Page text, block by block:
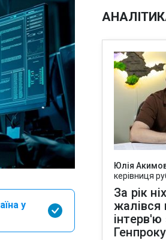
у
Юлія
керівниця
За рік
жалівся